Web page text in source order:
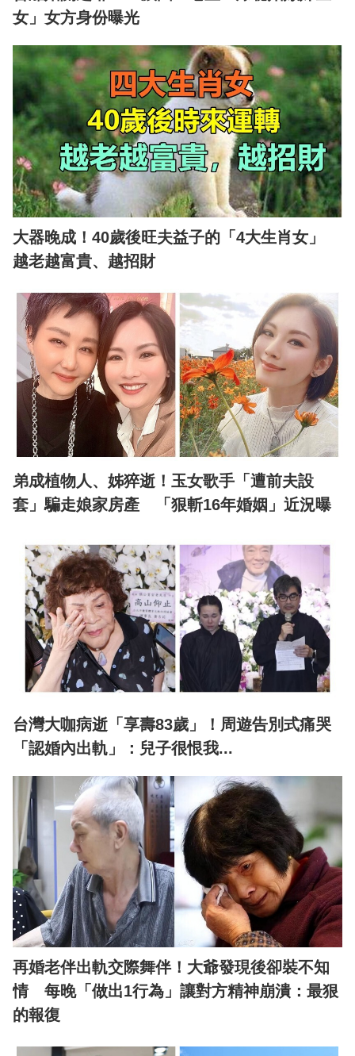
女」女方身份曝光
大器晚成！40歲後旺夫益子的「4大生肖女」
越老越富貴、越招財
弟成植物人、姊猝逝！玉女歌手「遭前夫設
套」騙走娘家房產 「狠斬16年婚姻」近況曝
台灣大咖病逝「享壽83歲」！周遊告別式痛哭
「認婚內出軌」：兒子很恨我...
再婚老伴出軌交際舞伴！大爺發現後卻裝不知
情 每晚「做出1行為」讓對方精神崩潰：最狠
的報復